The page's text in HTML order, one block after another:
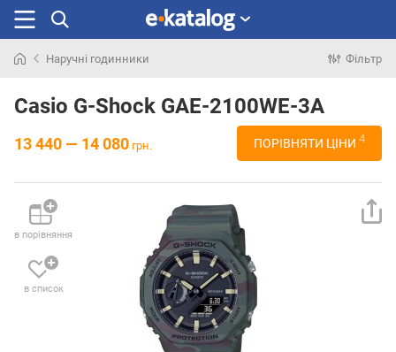
раніше
Наручні годинники Фільтр
Casio G-Shock GAE-2100WE-3A
13 440 — 14 080 грн. ПОРІВНЯТИ ЦІНИ 4
в порівняння
в список